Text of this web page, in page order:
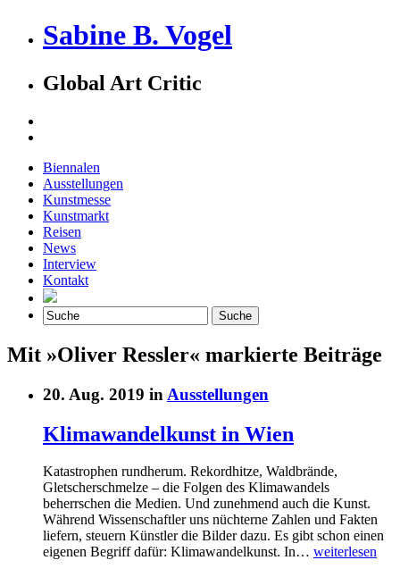
Sabine B. Vogel
Global Art Critic
Biennalen
Ausstellungen
Kunstmesse
Kunstmarkt
Reisen
News
Interview
Kontakt
Mit »Oliver Ressler« markierte Beiträge
20. Aug. 2019 in Ausstellungen
Klimawandelkunst in Wien
Katastrophen rundherum. Rekordhitze, Waldbrände,
Gletscherschmelze – die Folgen des Klimawandels
beherrschen die Medien. Und zunehmend auch die Kunst.
Während Wissenschaftler uns nüchterne Zahlen und Fakten
liefern, steuern Künstler die Bilder dazu. Es gibt schon einen
eigenen Begriff dafür: Klimawandelkunst. In… weiterlesen